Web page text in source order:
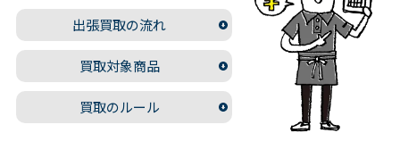
出張買取の流れ
買取対象商品
買取のルール